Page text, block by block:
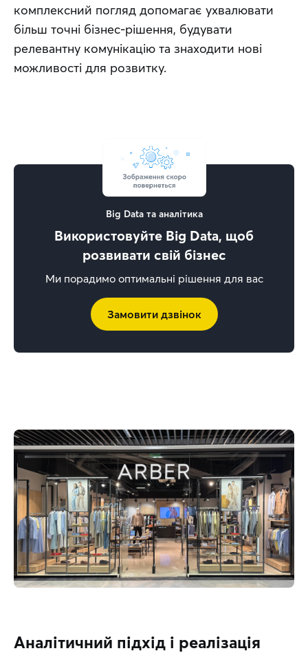
комплексний погляд допомагає ухвалювати
більш точні бізнес-рішення, будувати
релевантну комунікацію та знаходити нові
можливості для розвитку.
Big Data та аналітика
Використовуйте Big Data, щоб
розвивати свій бізнес
Ми порадимо оптимальні рішення для вас
Замовити дзвінок
Аналітичний підхід і реалізація